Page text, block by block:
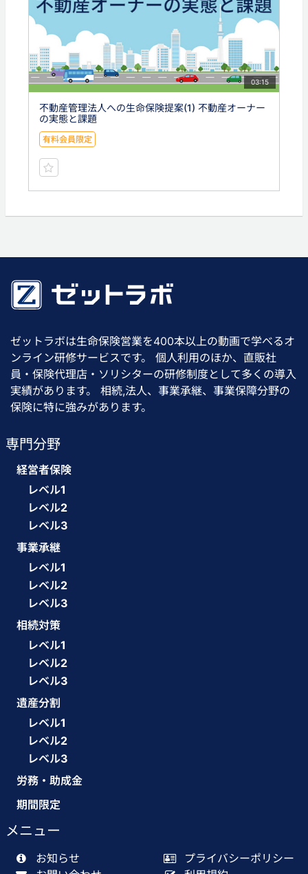
03:15
不動産管理法人への生命保険提案(1) 不動産オーナー
の実態と課題
有料会員限定
ゼットラボは生命保険営業を400本以上の動画で学べるオ
ンライン研修サービスです。 個人利用のほか、直販社
員・保険代理店・ソリシターの研修制度として多くの導入
実績があります。 相続,法人、事業承継、事業保障分野の
保険に特に強みがあります。
専門分野
経営者保険
レベル1
レベル2
レベル3
事業承継
レベル1
レベル2
レベル3
相続対策
レベル1
レベル2
レベル3
遺産分割
レベル1
レベル2
レベル3
労務・助成金
期間限定
メニュー
お知らせ
プライバシーポリシー